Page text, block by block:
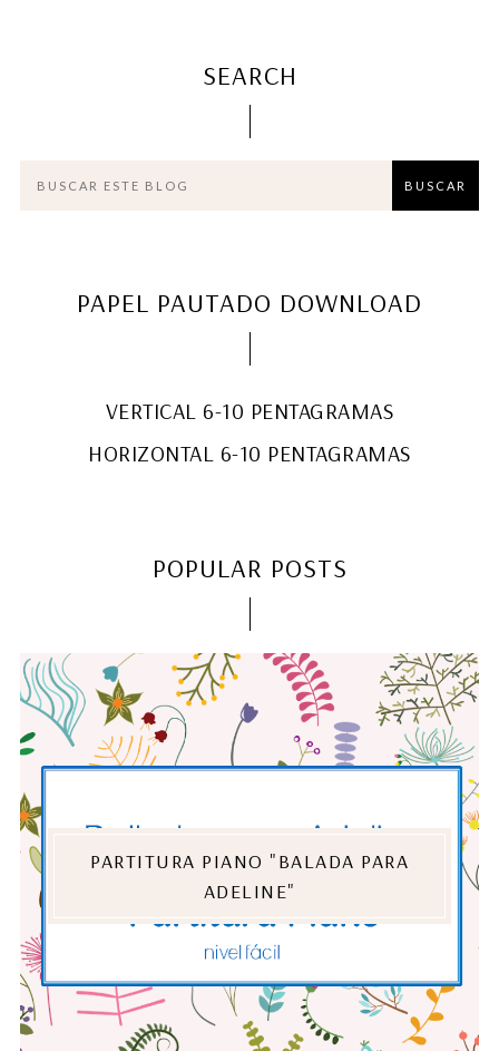
SEARCH
PAPEL PAUTADO DOWNLOAD
VERTICAL 6-10 PENTAGRAMAS
HORIZONTAL 6-10 PENTAGRAMAS
POPULAR POSTS
PARTITURA PIANO "BALADA PARA
ADELINE"